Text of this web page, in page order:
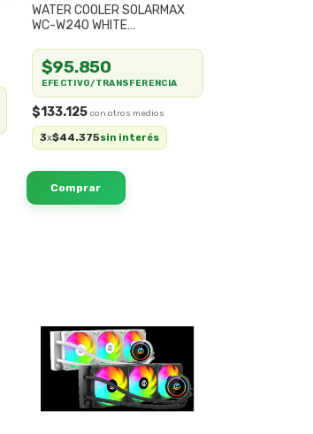
WATER COOLER SOLARMAX
WC-W240 WHITE
$133.125
3x$44.375sin interés
$95.850
EFECTIVO/TRANSFERENCIA